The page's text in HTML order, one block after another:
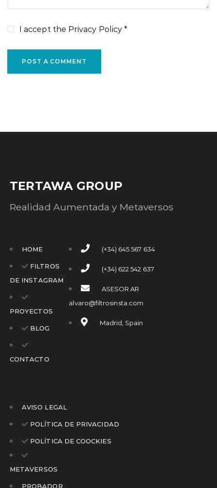
I accept the Privacy Policy*
POST A COMMENT
TERTAWA GROUP
Realidad Aumentada y Metaversos
HOME
FILTROS
DE INSTAGRAM
PROYECTOS
BLOG
CONTACTO
(+34) 645 567 634
(+34) 622 542 637
ASESOR AR
alvaro@filtrosinsta.com
Madrid, Spain
AVISO LEGAL
POLÍTICA DE PRIVACIDAD
POLÍTICA DE COOCKIES
METAVERSOS
PROBADOR